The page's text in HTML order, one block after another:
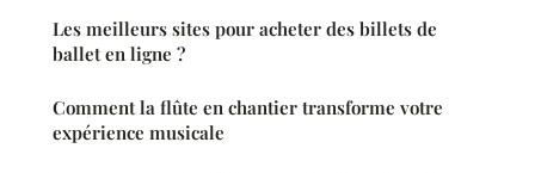
Les meilleurs sites pour acheter des billets de
ballet en ligne ?
Comment la flûte en chantier transforme votre
expérience musicale